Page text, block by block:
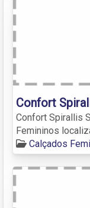
Confort
Confort Spirallis
Femininos
Calçados